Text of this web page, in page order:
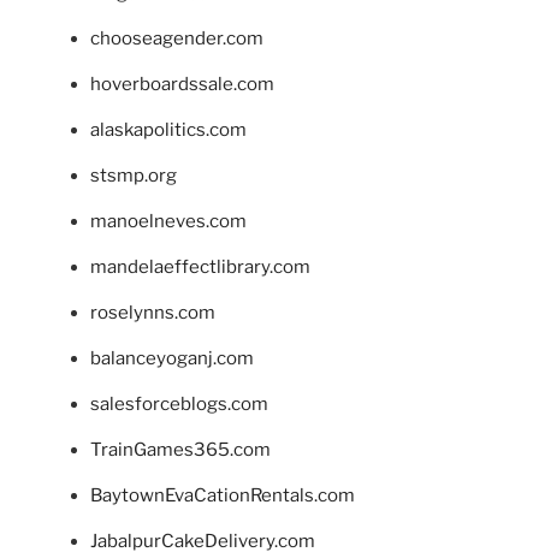
chooseagender.com
hoverboardssale.com
alaskapolitics.com
stsmp.org
manoelneves.com
mandelaeffectlibrary.com
roselynns.com
balanceyoganj.com
salesforceblogs.com
TrainGames365.com
BaytownEvaCationRentals.com
JabalpurCakeDelivery.com